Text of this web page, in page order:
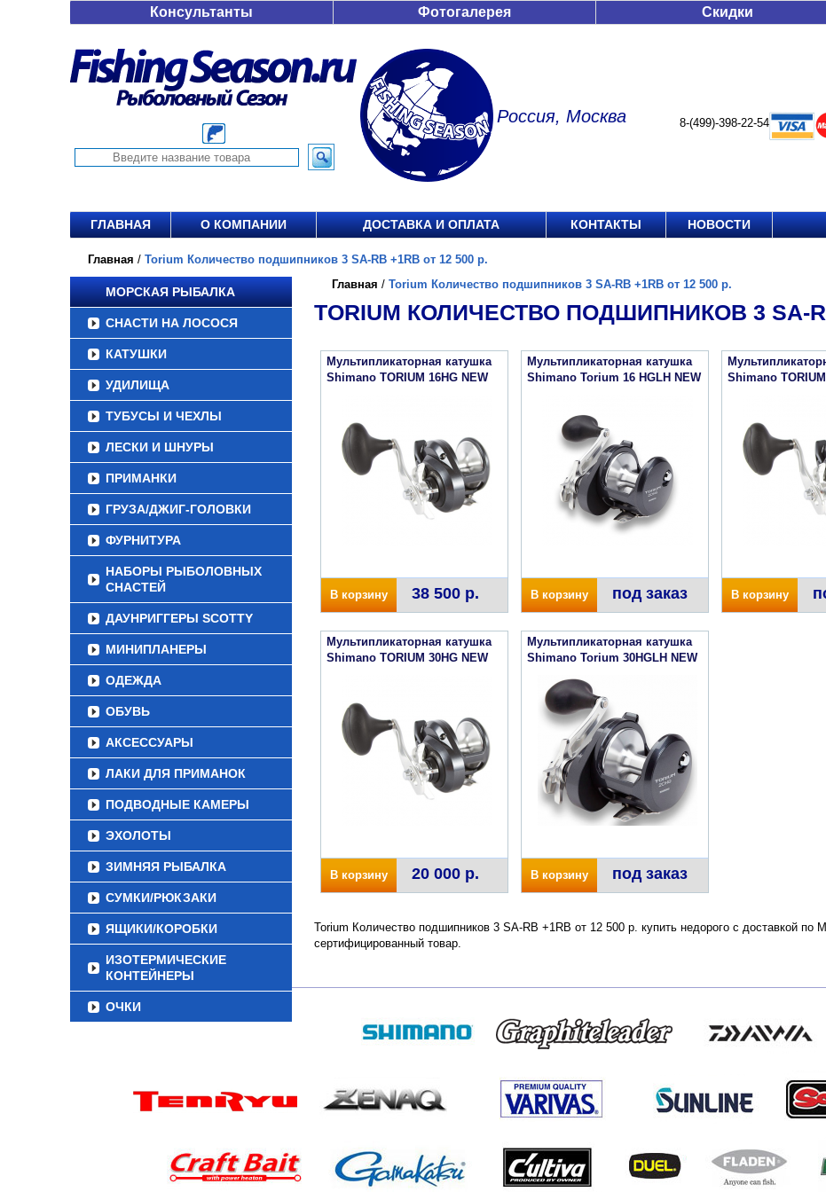
Консультанты Фотогалерея Скидки
Россия, Москва 8-(499)-398-22-54
ГЛАВНАЯ О КОМПАНИИ ДОСТАВКА И ОПЛАТА КОНТАКТЫ НОВОСТИ
Главная / Torium Количество подшипников 3 SA-RB +1RB от 12 500 р.
МОРСКАЯ РЫБАЛКА
СНАСТИ НА ЛОСОСЯ
КАТУШКИ
УДИЛИЩА
ТУБУСЫ И ЧЕХЛЫ
ЛЕСКИ И ШНУРЫ
ПРИМАНКИ
ГРУЗА/ДЖИГ-ГОЛОВКИ
ФУРНИТУРА
НАБОРЫ РЫБОЛОВНЫХ
СНАСТЕЙ
ДАУНРИГГЕРЫ SCOTTY
МИНИПЛАНЕРЫ
ОДЕЖДА
ОБУВЬ
АКСЕССУАРЫ
ЛАКИ ДЛЯ ПРИМАНОК
ПОДВОДНЫЕ КАМЕРЫ
ЭХОЛОТЫ
ЗИМНЯЯ РЫБАЛКА
СУМКИ/РЮКЗАКИ
ЯЩИКИ/КОРОБКИ
ИЗОТЕРМИЧЕСКИЕ
КОНТЕЙНЕРЫ
ОЧКИ
Главная / Torium Количество подшипников 3 SA-RB +1RB от 12 500 р.
TORIUM КОЛИЧЕСТВО ПОДШИПНИКОВ 3 SA-
Мультипликаторная катушка
Shimano TORIUM 16HG NEW
В корзину 38 500 р.
Мультипликаторная катушка
Shimano Torium 16 HGLH NEW
В корзину под заказ
Shimano
В корзину
Мультипликаторная катушка
Shimano TORIUM 30HG NEW
В корзину 20 000 р.
Мультипликаторная катушка
Shimano Torium 30HGLH NEW
В корзину под заказ
Torium Количество подшипников 3 SA-RB +1RB от 12 500 р. купить недорого с доставкой
сертифицированный товар.